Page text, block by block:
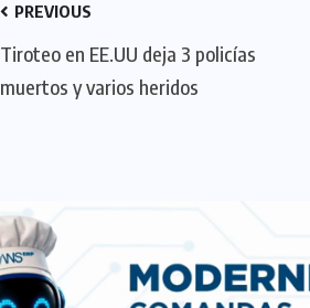
PREVIOUS
Tiroteo en EE.UU deja 3 policías
muertos y varios heridos